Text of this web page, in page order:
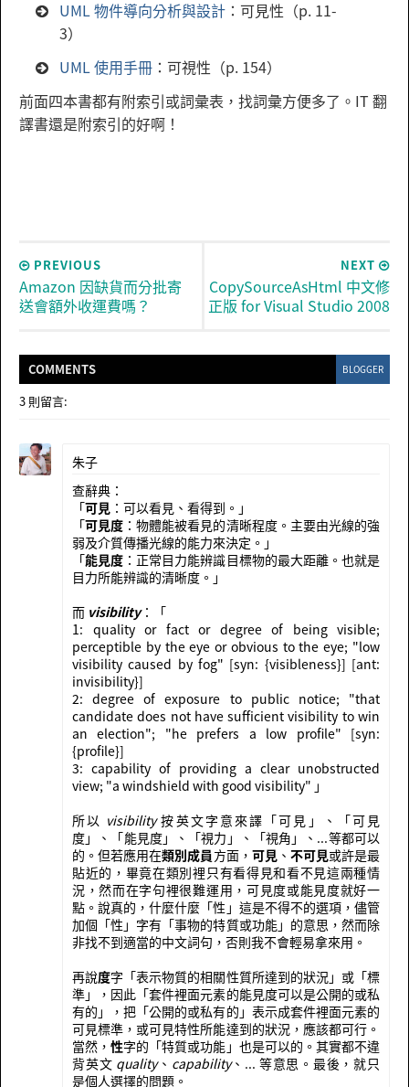
UML 物件導向分析與設計 ：可見性（p. 11-
3）
UML 使用手冊 ：可視性（p. 154）
前面四本書都有附索引或詞彙表，找詞彙方便多了。IT 翻
譯書還是附索引的好啊！
NEXT
CopySourceAsHtml 中文修
正版 for Visual Studio 2008
PREVIOUS
Amazon 因缺貨而分批寄
送會額外收運費嗎？
COMMENTS BLOGGER
3 則留言:
朱子
查辭典：
「可見 ：可以看見、看得到。」
「可見度 ：物體能被看見的清晰程度。主要由光線的強
弱及介質傳播光線的能力來決定。」
「能見度 ：正常目力能辨識目標物的最大距離。也就是
目力所能辨識的清晰度。」
而 visibility：「
1: quality or fact or degree of being visible;
perceptible by the eye or obvious to the eye; "low
visibility caused by fog" [syn: {visibleness}] [ant:
invisibility}]
2: degree of exposure to public notice; "that
candidate does not have sufficient visibility to win
an election"; "he prefers a low profile" [syn:
{profile}]
3: capability of providing a clear unobstructed
view; "a windshield with good visibility" 」
所以 visibility按英文字意來譯「可見」、「可見
度」、「能見度」、「視力」、「視角」、...等都可以
的。但若應用在類別成員方面， 可見、 不可見或許是最
貼近的，畢竟在類別裡只有看得見和看不見這兩種情
況，然而在字句裡很難運用，可見度或能見度就好一
點。說真的，什麼什麼「性」這是不得不的選項，儘管
加個「性」字有「事物的特質或功能」的意思，然而除
非找不到適當的中文詞句，否則我不會輕易拿來用。
再說度字「表示物質的相關性質所達到的狀況」或「標
準」，因此「套件裡面元素的能見度可以是公開的或私
有的」，把「公開的或私有的」表示成套件裡面元素的
可見標準，或可見特性所能達到的狀況，應該都可行。
當然，性字的「特質或功能」也是可以的。其實都不違
背英文 quality、 capability、... 等意思。最後，就只
是個人選擇的問題。